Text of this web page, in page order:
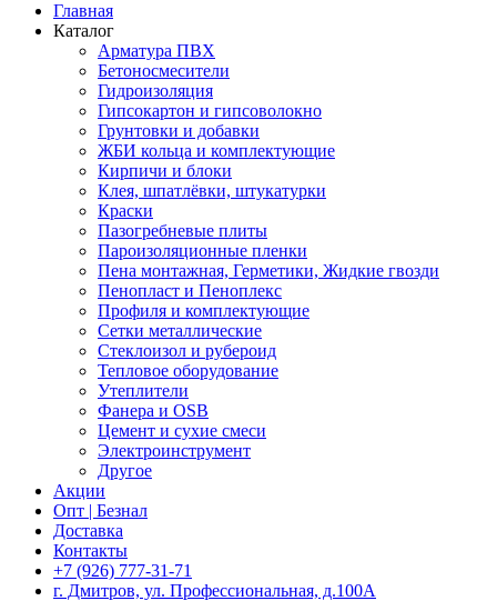
Главная
Каталог
Арматура ПВХ
Бетоносмесители
Гидроизоляция
Гипсокартон и гипсоволокно
Грунтовки и добавки
ЖБИ кольца и комплектующие
Кирпичи и блоки
Клея, шпатлёвки, штукатурки
Краски
Пазогребневые плиты
Пароизоляционные пленки
Пена монтажная, Герметики, Жидкие гвозди
Пенопласт и Пеноплекс
Профиля и комплектующие
Сетки металлические
Стеклоизол и рубероид
Тепловое оборудование
Утеплители
Фанера и OSB
Цемент и сухие смеси
Электроинструмент
Другое
Акции
Опт | Безнал
Доставка
Контакты
+7 (926) 777-31-71
г. Дмитров, ул. Профессиональная, д.100А